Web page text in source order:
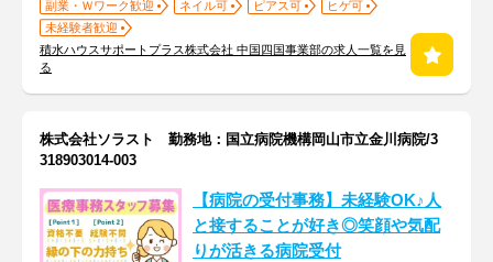
副業・Ｗワーク歓迎 ネイル可 ピアス可
ヒゲ可
未経験者歓迎
積水ハウスサポートプラス株式会社 中国四国事業部の求人一覧を見
る
株式会社ソラスト 勤務地：国立病院機構岡山市立金川病院/3
318903014-003
【病院の受付事務】未経験OK♪人
と接することが好き◎笑顔や気配
りが活きる病院受付